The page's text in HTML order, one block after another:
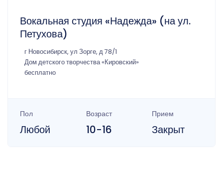
Вокальная студия «Надежда» (на ул.
Петухова)
г Новосибирск, ул Зорге, д 78/1
Дом детского творчества «Кировский»
бесплатно
Пол
Любой
Возраст
10-16
Прием
Закрыт